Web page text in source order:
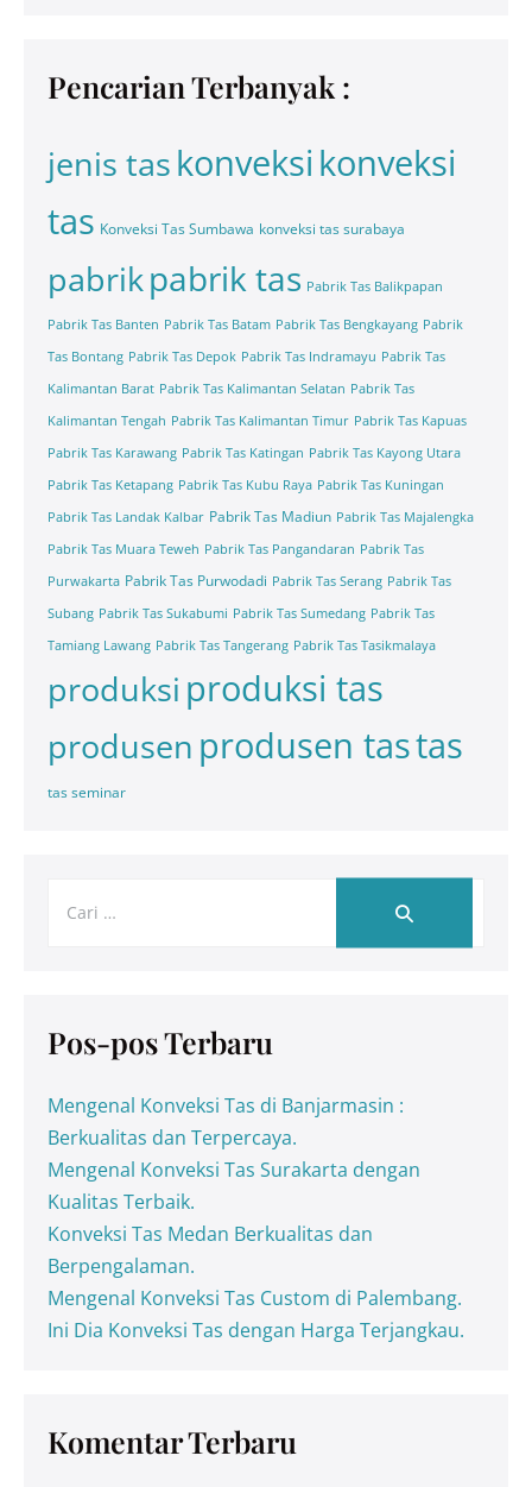
Pencarian Terbanyak :
jenis taskonveksi konveksi
tas Konveksi Tas Sumbawa konveksi tas surabaya
pabrikpabrik tas Pabrik Tas Balikpapan
Pabrik Tas Banten Pabrik Tas Batam Pabrik Tas Bengkayang Pabrik
Tas Bontang Pabrik Tas Depok Pabrik Tas Indramayu Pabrik Tas
Kalimantan Barat Pabrik Tas Kalimantan Selatan Pabrik Tas
Kalimantan Tengah Pabrik Tas Kalimantan Timur Pabrik Tas Kapuas
Pabrik Tas Karawang Pabrik Tas Katingan Pabrik Tas Kayong Utara
Pabrik Tas Ketapang Pabrik Tas Kubu Raya Pabrik Tas Kuningan
Pabrik Tas Landak Kalbar Pabrik Tas Madiun Pabrik Tas Majalengka
Pabrik Tas Muara Teweh Pabrik Tas Pangandaran Pabrik Tas
Purwakarta Pabrik Tas Purwodadi Pabrik Tas Serang Pabrik Tas
Subang Pabrik Tas Sukabumi Pabrik Tas Sumedang Pabrik Tas
Tamiang Lawang Pabrik Tas Tangerang Pabrik Tas Tasikmalaya
produksi produksi tas
produsen produsen tastas
tas seminar
Pos-pos Terbaru
Mengenal Konveksi Tas di Banjarmasin :
Berkualitas dan Terpercaya.
Mengenal Konveksi Tas Surakarta dengan
Kualitas Terbaik.
Konveksi Tas Medan Berkualitas dan
Berpengalaman.
Mengenal Konveksi Tas Custom di Palembang.
Ini Dia Konveksi Tas dengan Harga Terjangkau.
Komentar Terbaru